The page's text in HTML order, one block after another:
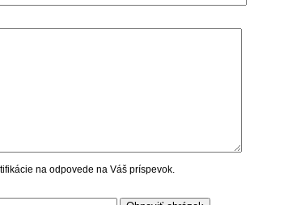
na odpovede na Váš príspevok.